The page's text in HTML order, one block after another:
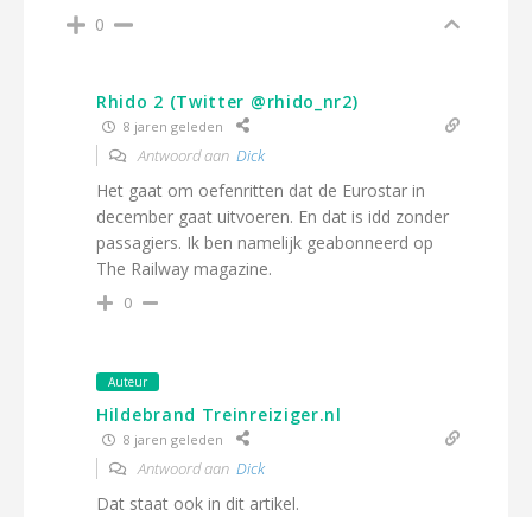
0
Rhido 2 (Twitter @rhido_nr2)
8 jaren geleden
Antwoord aan Dick
Het gaat om oefenritten dat de Eurostar in
december gaat uitvoeren. En dat is idd zonder
passagiers. Ik ben namelijk geabonneerd op
The Railway magazine.
0
Auteur
Hildebrand Treinreiziger.nl
8 jaren geleden
Antwoord aan Dick
Dat staat ook in dit artikel.